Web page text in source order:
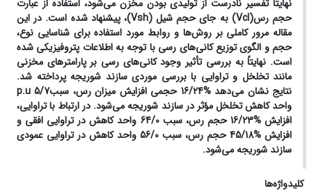
نهایتاً تفسیر نادرست از تولیدی بودن مخزن می‌شود، استفاده از عبارت
حجم رس(Vcl) به جای حجم شیل (Vsh)، پیشنهاد شده است. در این
مقاله مرور کاملی بر روش‌ها و روابط مورد استفاده برای شناسایی نوع،
حجم و الگوی توزیع کانی‌های رسی با توجه به اطلاعات پتروفیزیکی شده
است. نهایتاً به بررسی تأثیر وجود کانی‌های رسی بر پارامترهای مخزنی
مانند تخلخل و تراوایی با بررسی موردی سازند شوریجه پرداخته شد.
نتایج نشان می‌دهد %16/24 حجمی افزایش میزان رس، سبب
p.u5/7
واحد کاهش تخلخل مؤثر در سازند شوریجه می‌شود. در ارتباط با تراوایی،
افزایش %16/23 حجم رس، سبب 64/0 واحد کاهش در تراوایی افقی و
افزایش %45/18 حجم رس، سبب 56/0 واحد کاهش در تراوایی عمودی
سازند شوریجه می‌شود.
کلیدواژه‌ها